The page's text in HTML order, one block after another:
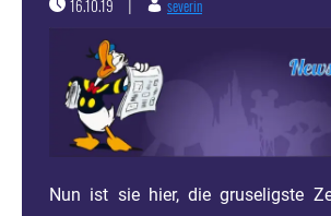
16.10.19 severin
Nun ist sie hier, die gruseligste